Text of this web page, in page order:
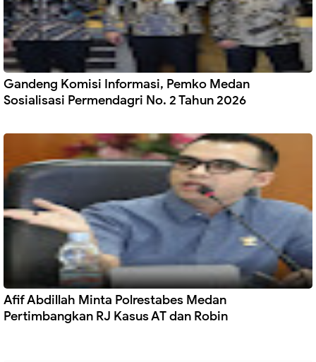
Gandeng Komisi Informasi, Pemko Medan
Sosialisasi Permendagri No. 2 Tahun 2026
Afif Abdillah Minta Polrestabes Medan
Pertimbangkan RJ Kasus AT dan Robin